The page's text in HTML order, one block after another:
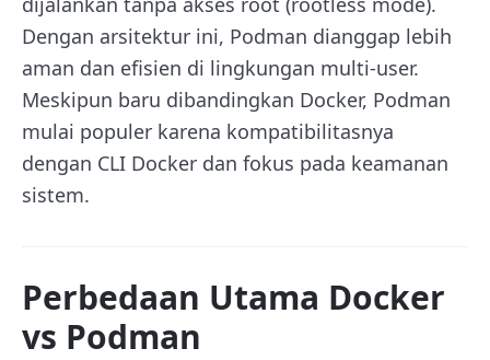
Dengan arsitektur ini, Podman dianggap lebih
aman dan efisien di lingkungan multi-user.
Meskipun baru dibandingkan Docker, Podman
mulai populer karena kompatibilitasnya
dengan CLI Docker dan fokus pada keamanan
sistem.
Perbedaan Utama Docker
vs Podman